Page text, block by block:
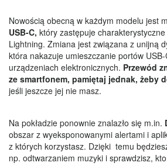
Nowością obecną w każdym modelu jest
USB-C, który zastępuje charakterystyczne
Lightning. Zmiana jest związana z unijną
która nakazuje umieszczanie portów
urządzeniach elektronicznych. Przewód
ze smartfonem, pamiętaj jednak, żeby
jeśli jeszcze jej nie masz.
Na pokładzie ponownie znalazło się m.in.
obszar z wyeksponowanymi alertami i
z których korzystasz. Dzięki temu
np. odtwarzaniem muzyki i sprawdzisz,